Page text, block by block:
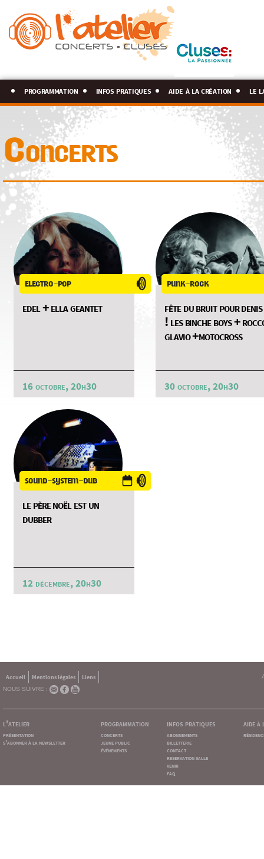
programmation infos pratiques aide à la création le
Concerts
electro-pop
edel + ella geantet
16 octobre, 20h30
punk-rock
fête du bruit pour denis
! les binche boys +
glavio +motocross
30 octobre, 20h30
sound-system-dub
le père noël est un
dubber
12 décembre, 20h30
Accueil Mentions légales
Liens
NOUS SUIVRE :
l'atelier
présentation
s'abonner à la newsletter
programmation
concerts
jeune public
événements
infos pratiques
abonnements
billetterie
contact
reservation salle
venir
faq
aide